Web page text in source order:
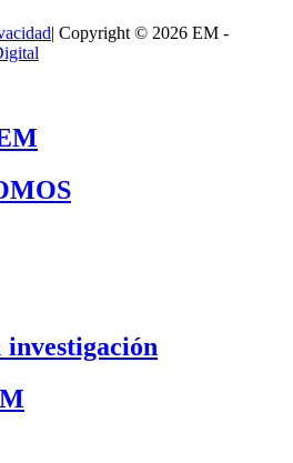
| Copyright © 2026 EM -